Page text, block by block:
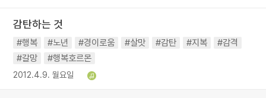
감탄하는 것
#행복 #노년 #경이로움 #살맛 #감탄 #지복
#감격
#갈망
#행복호르몬
2012.4.9. 월요일